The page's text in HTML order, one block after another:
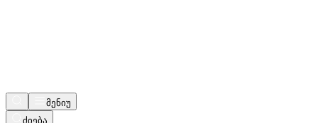
მენიუ
ძიება